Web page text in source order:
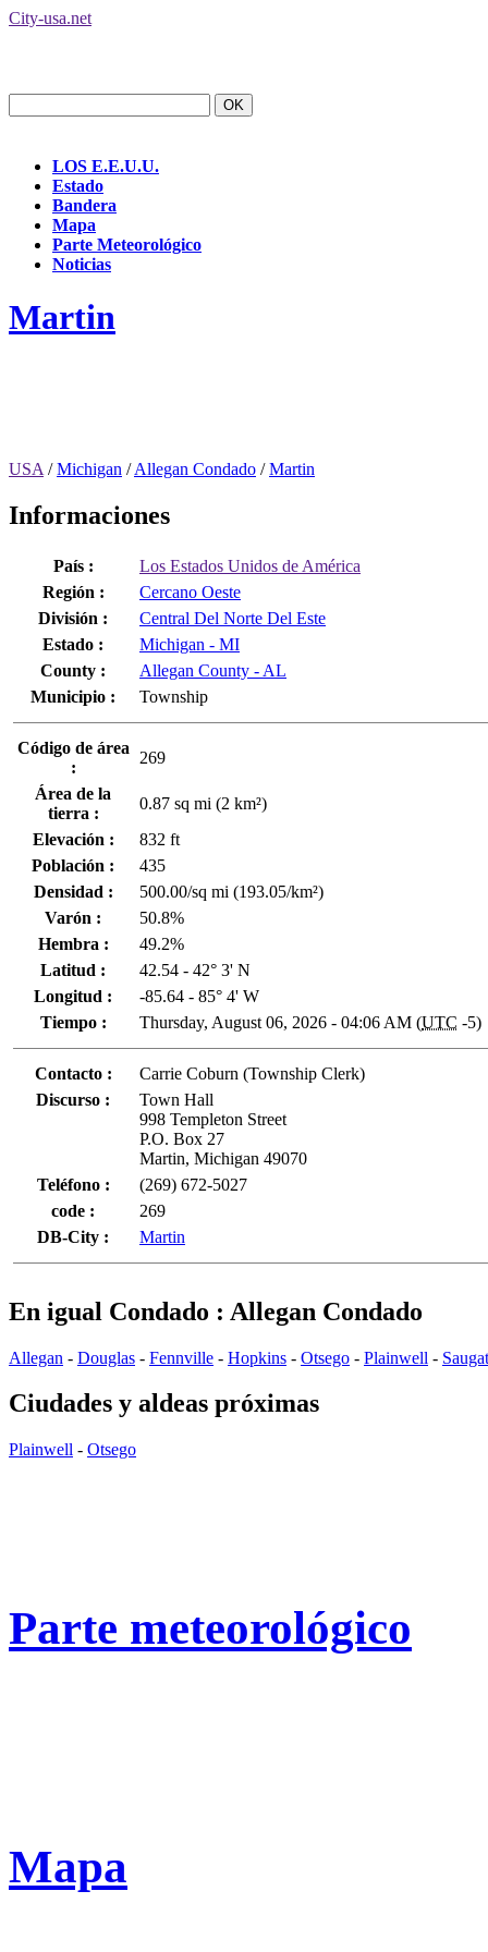
City-usa.net
LOS E.E.U.U.
Estado
Bandera
Mapa
Parte Meteorológico
Noticias
Martin
USA /Michigan /Allegan Condado /Martin
Informaciones
País :
Los Estados Unidos de América
Región :
Cercano Oeste
División :
Central Del Norte Del Este
Estado :
Michigan - MI
County :
Allegan County - AL
Municipio :
Township
Código de área
:
269
Área de la
tierra :
0.87 sq mi (2 km²)
Elevación :
832 ft
Población :
435
Densidad :
500.00/sq mi (193.05/km²)
Varón :
50.8%
Hembra :
49.2%
Latitud :
42.54 - 42° 3' N
Longitud :
-85.64 - 85° 4' W
Tiempo :
Thursday, August 06, 2026 - 04:06 AM (UTC -5)
Contacto :
Carrie Coburn (Township Clerk)
Discurso :
Town Hall
998 Templeton Street
P.O. Box 27
Martin, Michigan 49070
Teléfono :
(269) 672-5027
code :
269
DB-City :
Martin
En igual Condado : Allegan Condado
Allegan - Douglas - Fennville - Hopkins - Otsego - Plainwell -
Ciudades y aldeas próximas
Plainwell - Otsego
Parte meteorológico
Mapa